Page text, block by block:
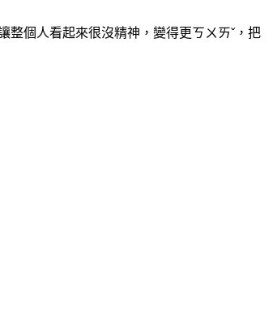
個人看起來很沒精神，變得更ㄎㄨㄞˇ，把